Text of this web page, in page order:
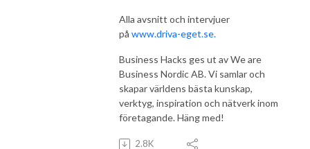
Alla avsnitt och intervjuer
på www.driva-eget.se.
Business Hacks ges ut av We are
Business Nordic AB. Vi samlar och
skapar världens bästa kunskap,
verktyg, inspiration och nätverk inom
företagande. Häng med!
2.8K